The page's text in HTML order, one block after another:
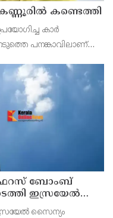
കണ്ടെത്തി
കാർ
പനങ്കാവിലാണ്
ബോംബ്
ഇസ്രയേൽ
സൈന്യം